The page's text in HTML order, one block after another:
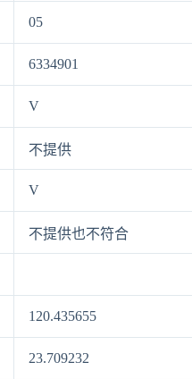
05
6334901
V
不提供
V
不提供也不符合
120.435655
23.709232